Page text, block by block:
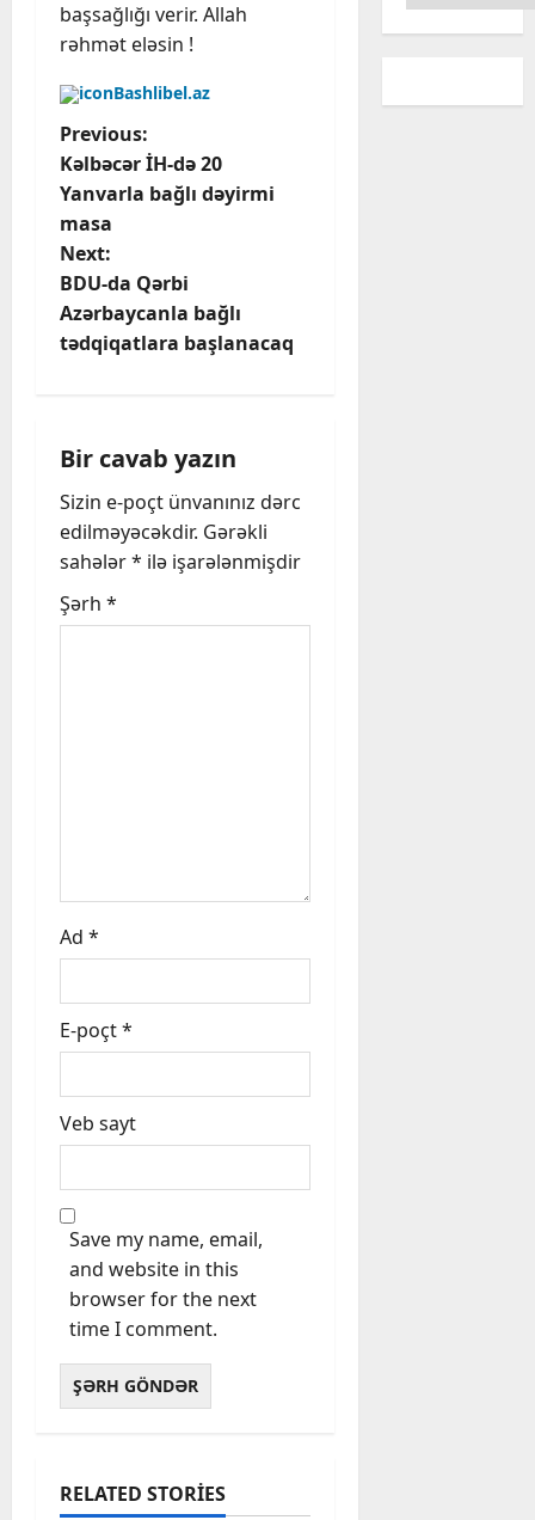
başsağlığı verir. Allah
rəhmət eləsin !
Bashlibel.az
P
o
s
t
n
v
i
g
a
Previous:
Kəlbəcər İH-də 20
Yanvarla bağlı dəyirmi
masa
Next:
BDU-da Qərbi
Azərbaycanla bağlı
tədqiqatlara başlanacaq
Bir cavab yazın
Sizin e-poçt ünvanınız dərc
edilməyəcəkdir. Gərəkli
sahələr* ilə işarələnmişdir
Şərh *
Ad *
E-poçt*
Veb sayt
Save my name, email,
and website in this
browser for the next
time I comment.
RELATED STORIES